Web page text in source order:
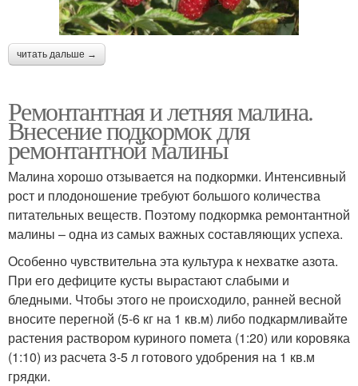
читать дальше →
Ремонтантная и летняя малина.
Внесение подкормок для
ремонтантной малины
Малина хорошо отзывается на подкормки. Интенсивный
рост и плодоношение требуют большого количества
питательных веществ. Поэтому подкормка ремонтантной
малины – одна из самых важных составляющих успеха.
Особенно чувствительна эта культура к нехватке азота.
При его дефиците кусты вырастают слабыми и
бледными. Чтобы этого не происходило, ранней весной
вносите перегной (5-6 кг на 1 кв.м) либо подкармливайте
растения раствором куриного помета (1:20) или коровяка
(1:10) из расчета 3-5 л готового удобрения на 1 кв.м
грядки.